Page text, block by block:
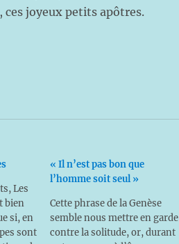
ces joyeux petits apôtres.
Les
bien
si, en
sont
« Il n’est pas bon que
l’homme soit seul »
Cette phrase de la Genèse
semble nous mettre en garde
contre la solitude, or, durant